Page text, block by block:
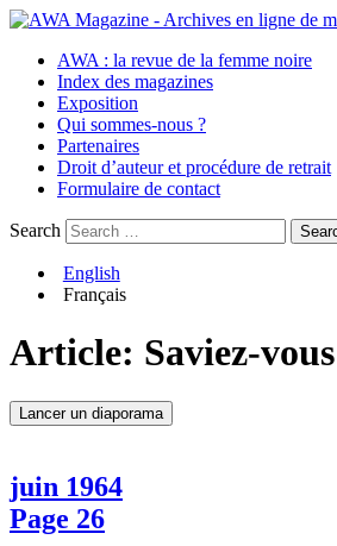
AWA : la revue de la femme noire
Index des magazines
Exposition
Qui sommes-nous ?
Partenaires
Droit d’auteur et procédure de retrait
Formulaire de contact
Search
English
Français
Article: Saviez-
Lancer un diaporama
juin 1964
Page 26